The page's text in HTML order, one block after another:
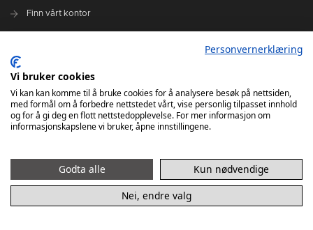
Finn vårt kontor
Styre og utvalg
VARSLINGSRUTINER FOR ELVERUM HÅNDBALL
Personvernerklæring
Vi bruker cookies
Vi kan kan komme til å bruke cookies for å analysere besøk på nettsiden,
med formål om å forbedre nettstedet vårt, vise personlig tilpasset innhold
og for å gi deg en flott nettstedopplevelse. For mer informasjon om
informasjonskapslene vi bruker, åpne innstillingene.
Godta alle
Kun nødvendige
Nei, endre valg